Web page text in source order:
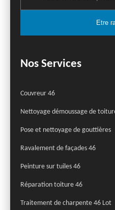
Nos Services
Couvreur 46
Nettoyage démoussage de
Pose et nettoyage de gouttières
Ravalement de façades 46
Peinture sur tuiles 46
Réparation toiture 46
Traitement de charpente 46 Lot